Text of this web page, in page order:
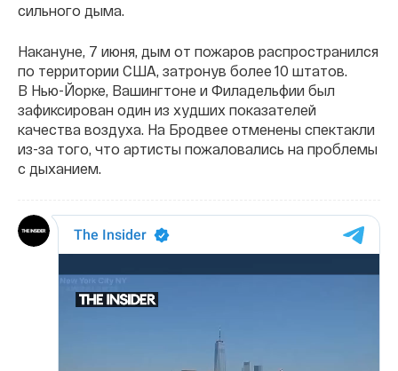
сильного дыма.
Накануне, 7 июня, дым от пожаров распространился
по территории США, затронув более 10 штатов.
В Нью-Йорке, Вашингтоне и Филадельфии был
зафиксирован один из худших показателей
качества воздуха. На Бродвее отменены спектакли
из-за того, что артисты пожаловались на проблемы
с дыханием.